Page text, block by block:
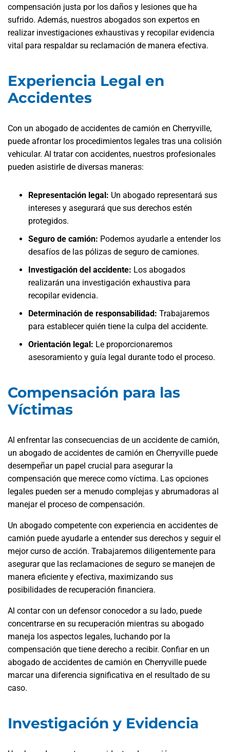
compensación justa por los daños y lesiones que ha
sufrido. Además, nuestros abogados son expertos en
realizar investigaciones exhaustivas y recopilar evidencia
vital para respaldar su reclamación de manera efectiva.
Experiencia Legal en
Accidentes
Con un abogado de accidentes de camión en Cherryville,
puede afrontar los procedimientos legales tras una colisión
vehicular. Al tratar con accidentes, nuestros profesionales
pueden asistirle de diversas maneras:
Representación legal: Un abogado representará sus
intereses y asegurará que sus derechos estén
protegidos.
Seguro de camión: Podemos ayudarle a entender los
desafíos de las pólizas de seguro de camiones.
Investigación del accidente: Los abogados
realizarán una investigación exhaustiva para
recopilar evidencia.
Determinación de responsabilidad: Trabajaremos
para establecer quién tiene la culpa del accidente.
Orientación legal: Le proporcionaremos
asesoramiento y guía legal durante todo el proceso.
Compensación para las
Víctimas
Al enfrentar las consecuencias de un accidente de camión,
un abogado de accidentes de camión en Cherryville puede
desempeñar un papel crucial para asegurar la
compensación que merece como víctima. Las opciones
legales pueden ser a menudo complejas y abrumadoras al
manejar el proceso de compensación.
Un abogado competente con experiencia en accidentes de
camión puede ayudarle a entender sus derechos y seguir el
mejor curso de acción. Trabajaremos diligentemente para
asegurar que las reclamaciones de seguro se manejen de
manera eficiente y efectiva, maximizando sus
posibilidades de recuperación financiera.
Al contar con un defensor conocedor a su lado, puede
concentrarse en su recuperación mientras su abogado
maneja los aspectos legales, luchando por la
compensación que tiene derecho a recibir. Confiar en un
abogado de accidentes de camión en Cherryville puede
marcar una diferencia significativa en el resultado de su
caso.
Investigación y Evidencia